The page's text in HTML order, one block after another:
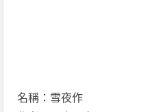
名稱：雪夜作